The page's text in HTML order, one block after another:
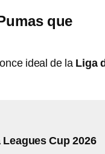
que
ideal de la Liga
Cup 2026